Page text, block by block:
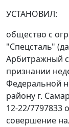
УСТАНОВИЛ:
общество с
"Спецсталь"
Арбитражный
признании
Федеральной
району г.
12-22/7797833
совершение